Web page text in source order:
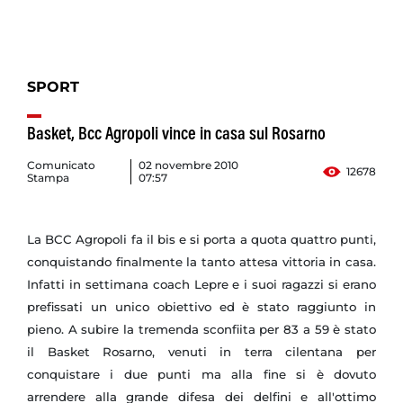
SPORT
Basket, Bcc Agropoli vince in casa sul Rosarno
Comunicato
Stampa
02 novembre 2010
07:57
12678
La BCC Agropoli fa il bis e si porta a quota quattro punti,
conquistando finalmente la tanto attesa vittoria in casa.
Infatti in settimana coach Lepre e i suoi ragazzi si erano
prefissati un unico obiettivo ed è stato raggiunto in
pieno. A subire la tremenda sconfiita per 83 a 59 è stato
il Basket Rosarno, venuti in terra cilentana per
conquistare i due punti ma alla fine si è dovuto
arrendere alla grande difesa dei delfini e all'ottimo